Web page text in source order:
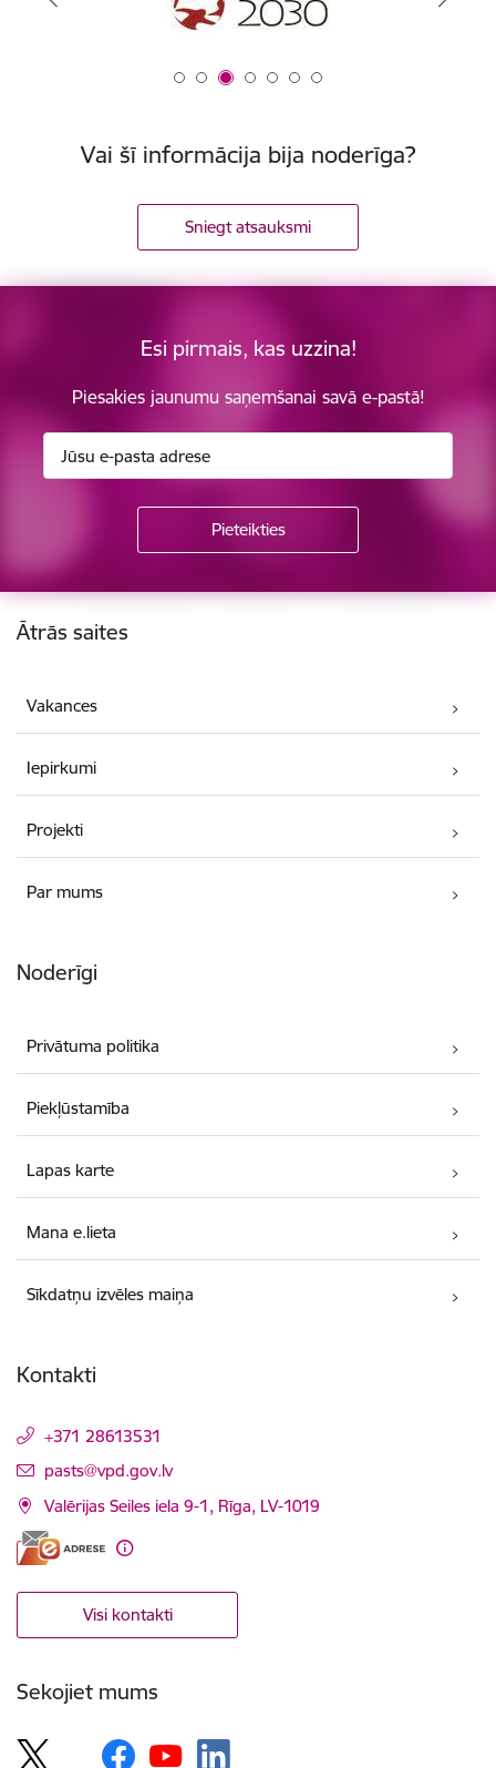
Vai šī informācija bija noderīga?
Sniegt atsauksmi
Esi pirmais, kas uzzina!
Piesakies jaunumu saņemšanai savā e-pastā!
Kājene
Ātrās saites
Vakances
Iepirkumi
Projekti
Par mums
Noderīgi
Privātuma politika
Piekļūstamība
Lapas karte
Mana e.lieta
Sīkdatņu izvēles maiņa
Kontakti
+371 28613531
E-pasts:
pasts@vpd.gov.lv
Valērijas Seiles iela 9-1, Rīga, LV-1019
Visi kontakti
Sekojiet mums